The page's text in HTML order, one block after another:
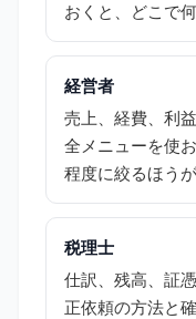
おくと、どこで
経営者
売上、経費、利
全メニューを使
程度に絞るほうが
税理士
仕訳、残高、証
正依頼の方法と